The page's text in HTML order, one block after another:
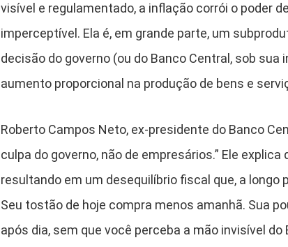
visível e regulamentado, a inflação corrói o poder
imperceptível. Ela é, em grande parte, um
decisão do governo (ou do Banco Central, sob
aumento proporcional na produção de bens e
Roberto Campos Neto, ex-presidente do Banco
culpa do governo, não de empresários.” Ele
resultando em um desequilíbrio fiscal que, a
Seu tostão de hoje compra menos amanhã. Sua
após dia, sem que você perceba a mão invisível